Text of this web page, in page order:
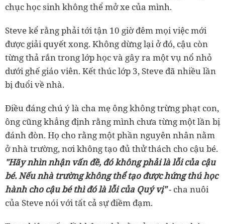
chục học sinh không thể mở xe của mình.
Steve kể rằng phải tới tận 10 giờ đêm mọi việc mới
được giải quyết xong. Không dừng lại ở đó, cậu còn
từng thả rắn trong lớp học và gây ra một vụ nổ nhỏ
dưới ghế giáo viên. Kết thúc lớp 3, Steve đã nhiều lần
bị đuổi về nhà.
Điều đáng chú ý là cha mẹ ông không trừng phạt con,
ông cũng khẳng định rằng mình chưa từng một lần bị
đánh đòn. Họ cho rằng một phần nguyên nhân nằm
ở nhà trường, nơi không tạo đủ thử thách cho cậu bé.
"Hãy nhìn nhận vấn đề, đó không phải là lỗi của cậu
bé. Nếu nhà trường không thể tạo được hứng thú học
hành cho cậu bé thì đó là lỗi của Quý vị"- cha nuôi
của Steve nói với tất cả sự điềm đạm.